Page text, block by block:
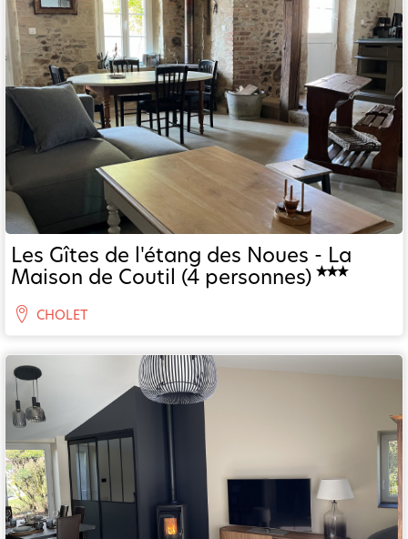
Les Gîtes de l'étang des Noues - La
Maison de Coutil (4 personnes)
CHOLET